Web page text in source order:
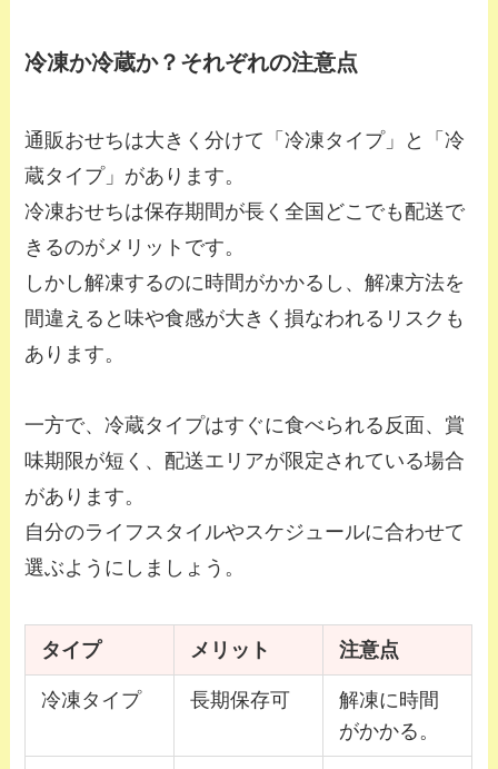
冷凍か冷蔵か？それぞれの注意点
通販おせちは大きく分けて「冷凍タイプ」と「冷
蔵タイプ」があります。
冷凍おせちは保存期間が長く全国どこでも配送で
きるのがメリットです。
しかし解凍するのに時間がかかるし、解凍方法を
間違えると味や食感が大きく損なわれるリスクも
あります。
一方で、冷蔵タイプはすぐに食べられる反面、賞
味期限が短く、配送エリアが限定されている場合
があります。
自分のライフスタイルやスケジュールに合わせて
選ぶようにしましょう。
タイプ メリット 注意点
冷凍タイプ 長期保存可
解凍に時間
がかかる。